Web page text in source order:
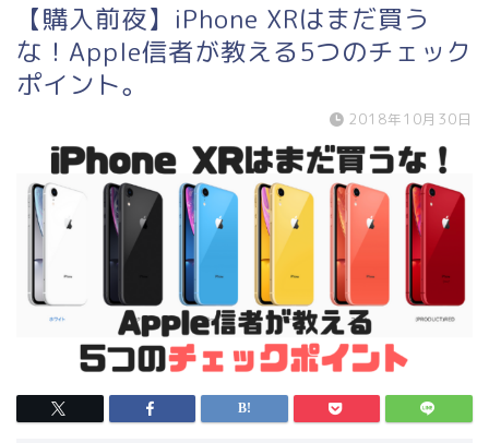
【購入前夜】iPhone XRはまだ買う
な！Apple信者が教える5つのチェック
ポイント。
2018年10月30日